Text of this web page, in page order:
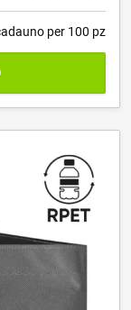
per 100 pz